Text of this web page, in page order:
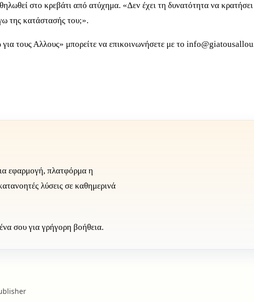
στο κρεβάτι από ατύχημα. «Δεν έχει τη δυνατότητα να
της κατάστασής του;».
τους Αλλους» μπορείτε να επικοινωνήσετε με το
εφαρμογή, πλατφόρμα η
λύσεις σε καθημερινά
σου για γρήγορη βοήθεια.